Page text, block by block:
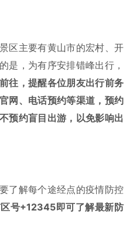
区主要有黄山市的宏村、开
是，为有序安排错峰出行，
往，提醒各位朋友出行前务
网、电话预约等渠道，预约
预约盲目出游，以免影响出
了解每个途经点的疫情防控
号+12345即可了解最新防